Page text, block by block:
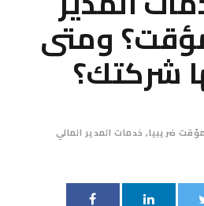
ومتى
شركتك؟
ضريبيا, خدمات المدير المالي